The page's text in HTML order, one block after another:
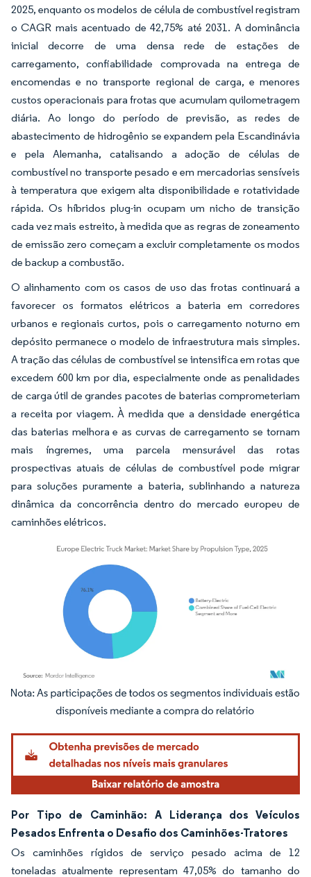
2025, enquanto os modelos de célula de combustível registram
o CAGR mais acentuado de 42,75% até 2031. A dominância
inicial decorre de uma densa rede de estações de
carregamento, confiabilidade comprovada na entrega de
encomendas e no transporte regional de carga, e menores
custos operacionais para frotas que acumulam quilometragem
diária. Ao longo do período de previsão, as redes de
abastecimento de hidrogênio se expandem pela Escandinávia
e pela Alemanha, catalisando a adoção de células de
combustível no transporte pesado e em mercadorias sensíveis
à temperatura que exigem alta disponibilidade e rotatividade
rápida. Os híbridos plug-in ocupam um nicho de transição
cada vez mais estreito, à medida que as regras de zoneamento
de emissão zero começam a excluir completamente os modos
de backup a combustão.
O alinhamento com os casos de uso das frotas continuará a
favorecer os formatos elétricos a bateria em corredores
urbanos e regionais curtos, pois o carregamento noturno em
depósito permanece o modelo de infraestrutura mais simples.
A tração das células de combustível se intensifica em rotas que
excedem 600 km por dia, especialmente onde as penalidades
de carga útil de grandes pacotes de baterias comprometeriam
a receita por viagem. À medida que a densidade energética
das baterias melhora e as curvas de carregamento se tornam
mais íngremes, uma parcela mensurável das rotas
prospectivas atuais de células de combustível pode migrar
para soluções puramente a bateria, sublinhando a natureza
dinâmica da concorrência dentro do mercado europeu de
caminhões elétricos.
Imagem © Mordor Intelligence. O reuso requer atribuição conforme CC BY 4.0.
Por Tipo de Caminhão: A Liderança dos Veículos
Pesados Enfrenta o Desafio dos Caminhões-Tratores
Os caminhões rígidos de serviço pesado acima de 12
toneladas atualmente representam 47,05% do tamanho do